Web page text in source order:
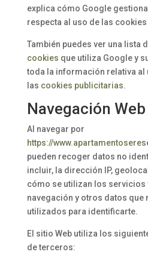
explica cómo Google
respecta al uso de las
También puedes ver una lista
cookies que utiliza Google y
toda la información relativa al
las cookies publicitarias.
Navegación Web
Al navegar por
https://
pueden recoger datos no
incluir, la dirección IP,
cómo se utilizan los servicios
navegación y otros datos que
utilizados para identificarte.
El sitio Web utiliza los
de terceros: